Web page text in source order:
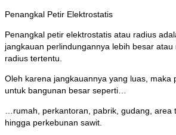
Penangkal Petir Elektrostatis
Penangkal petir elektrostatis atau radius
jangkauan perlindungannya lebih besar
radius tertentu.
Oleh karena jangkauannya yang luas, maka
untuk bangunan besar seperti…
…rumah, perkantoran, pabrik, gudang, area
hingga perkebunan sawit.